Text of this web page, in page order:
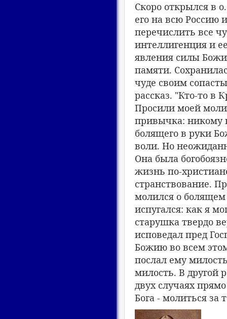
Скоро открылся в
его на всю Россию
перечислить все
интеллигенция и
явления силы
памяти.
чуде своим
рассказ. "Кто-то в
Просили моей
привычка: никому
болящего в руки
воли. Но
Она была
жизнь по-
странствование.
молился о
испугался: как я
старушка твердо
исповедал пред
Божию во всем
послал ему
милость. В другой
двух случаях
Бога - молиться за